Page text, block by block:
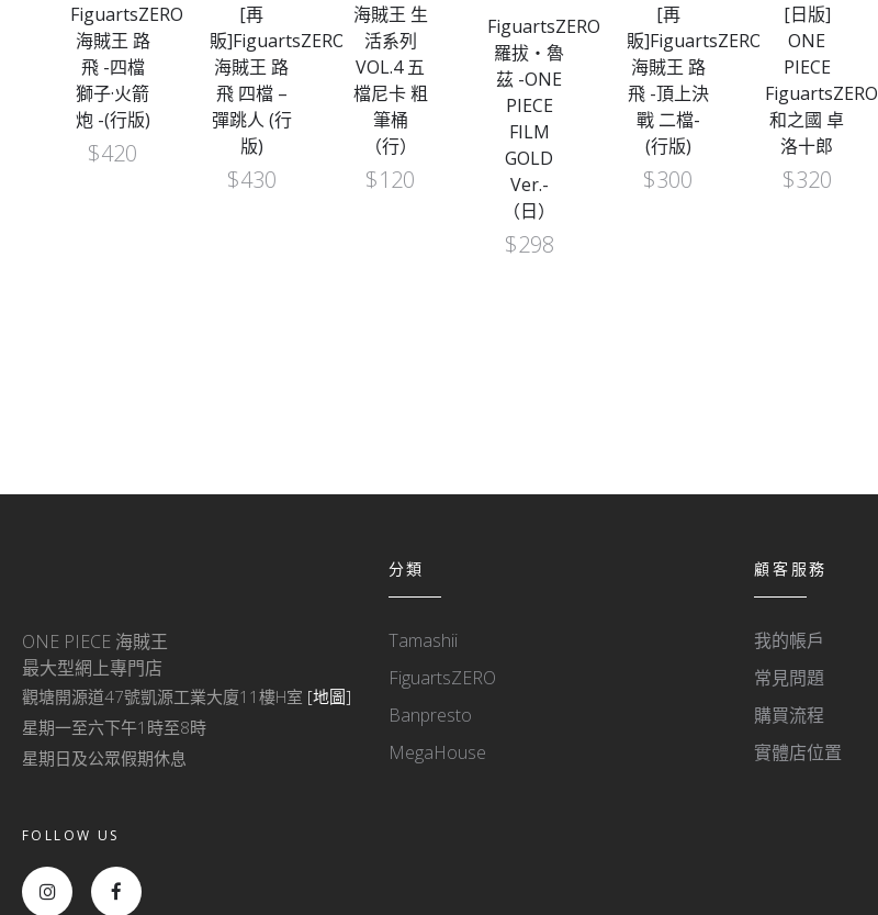
FiguartsZERO
海賊王 路
飛 -四檔
獅子·火箭
炮 -(行版)
$420
[再
販]FiguartsZERO
海賊王 路
飛 四檔 –
彈跳人 (行
版)
$430
海賊王 生
活系列
VOL.4 五
檔尼卡 粗
筆桶
（行）
$120
FiguartsZERO
羅拔・魯
茲 -ONE
PIECE
FILM
GOLD
Ver.-
（日）
$298
[再
販]FiguartsZERO
海賊王 路
飛 -頂上決
戰 二檔-
(行版)
$300
[日版]
ONE
PIECE
FiguartsZERO
和之國 卓
洛十郎
$320
ONE PIECE 海賊王
最大型網上專門店
觀塘開源道47號凱源工業大廈11樓H室 [地圖]
星期一至六下午1時至8時
星期日及公眾假期休息
FOLLOW US
分類
Tamashii
FiguartsZERO
Banpresto
MegaHouse
顧客服務
我的帳戶
常見問題
購買流程
實體店位置